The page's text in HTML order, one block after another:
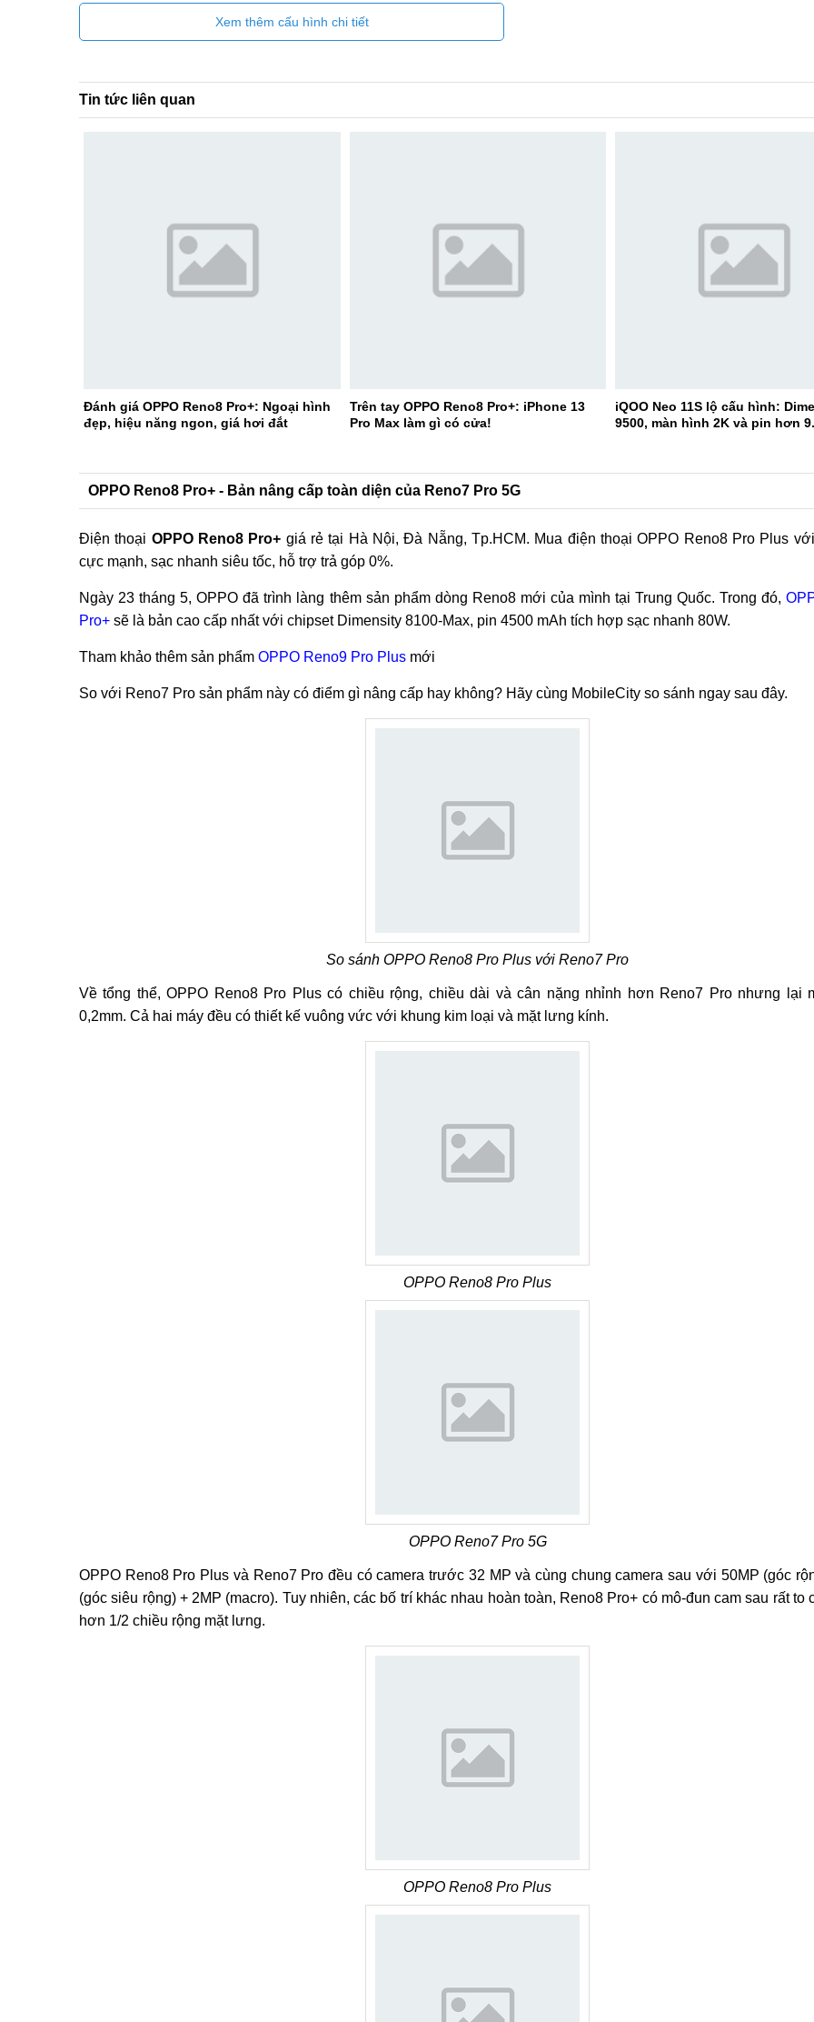
Xem thêm cấu hình chi tiết
Tin tức liên quan
Đánh giá OPPO Reno8 Pro+: Ngoại hình
đẹp, hiệu năng ngon, giá hơi đắt
Trên tay OPPO Reno8 Pro+: iPhone 13
Pro Max làm gì có cửa!
iQOO Neo 11S lộ cấu hình:
9500, màn hình 2K và pin hơn
OPPO Reno8 Pro+ - Bản nâng cấp toàn diện của Reno7 Pro 5G
Điện thoại OPPO Reno8 Pro+ giá rẻ tại Hà Nội, Đà Nẵng, Tp.HCM. Mua điện thoại OPPO Reno8 Pro Plus
cực mạnh, sạc nhanh siêu tốc, hỗ trợ trả góp 0%.
Ngày 23 tháng 5, OPPO đã trình làng thêm sản phẩm dòng Reno8 mới của mình tại Trung Quốc. Trong đó,
Pro+ sẽ là bản cao cấp nhất với chipset Dimensity 8100-Max, pin 4500 mAh tích hợp sạc nhanh 80W.
Tham khảo thêm sản phẩm OPPO Reno9 Pro Plus mới
So với Reno7 Pro sản phẩm này có điểm gì nâng cấp hay không? Hãy cùng MobileCity so sánh ngay sau đây.
So sánh OPPO Reno8 Pro Plus với Reno7 Pro
Về tổng thể, OPPO Reno8 Pro Plus có chiều rộng, chiều dài và cân nặng nhỉnh hơn Reno7 Pro nhưng lại
0,2mm. Cả hai máy đều có thiết kế vuông vức với khung kim loại và mặt lưng kính.
OPPO Reno8 Pro Plus
OPPO Reno7 Pro 5G
OPPO Reno8 Pro Plus và Reno7 Pro đều có camera trước 32 MP và cùng chung camera sau với 50MP (góc
(góc siêu rộng) + 2MP (macro). Tuy nhiên, các bố trí khác nhau hoàn toàn, Reno8 Pro+ có mô-đun cam sau rất to
hơn 1/2 chiều rộng mặt lưng.
OPPO Reno8 Pro Plus